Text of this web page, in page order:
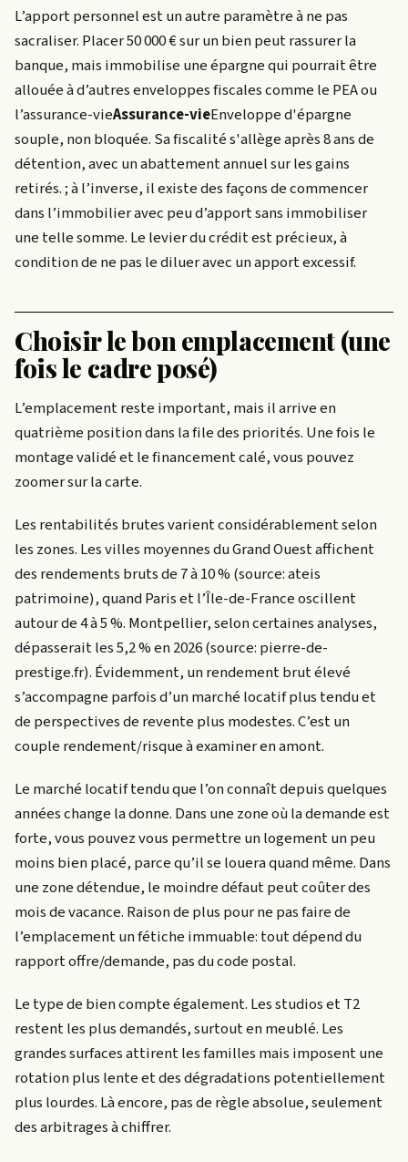
L’apport personnel est un autre paramètre à ne pas
sacraliser. Placer 50 000 € sur un bien peut rassurer la
banque, mais immobilise une épargne qui pourrait être
allouée à d’autres enveloppes fiscales comme le PEA ou
l’assurance-vieAssurance-vieEnveloppe d'épargne
souple, non bloquée. Sa fiscalité s'allège après 8 ans de
détention, avec un abattement annuel sur les gains
retirés.; à l’inverse, il existe des façons de commencer
dans l’immobilier avec peu d’apport sans immobiliser
une telle somme. Le levier du crédit est précieux, à
condition de ne pas le diluer avec un apport excessif.
Choisir le bon emplacement (une
fois le cadre posé)
L’emplacement reste important, mais il arrive en
quatrième position dans la file des priorités. Une fois le
montage validé et le financement calé, vous pouvez
zoomer sur la carte.
Les rentabilités brutes varient considérablement selon
les zones. Les villes moyennes du Grand Ouest affichent
des rendements bruts de 7 à 10 % (source: ateis
patrimoine), quand Paris et l’Île-de-France oscillent
autour de 4 à 5 %. Montpellier, selon certaines analyses,
dépasserait les 5,2 % en 2026 (source: pierre-de-
prestige.fr). Évidemment, un rendement brut élevé
s’accompagne parfois d’un marché locatif plus tendu et
de perspectives de revente plus modestes. C’est un
couple rendement/risque à examiner en amont.
Le marché locatif tendu que l’on connaît depuis quelques
années change la donne. Dans une zone où la demande est
forte, vous pouvez vous permettre un logement un peu
moins bien placé, parce qu’il se louera quand même. Dans
une zone détendue, le moindre défaut peut coûter des
mois de vacance. Raison de plus pour ne pas faire de
l’emplacement un fétiche immuable: tout dépend du
rapport offre/demande, pas du code postal.
Le type de bien compte également. Les studios et T2
restent les plus demandés, surtout en meublé. Les
grandes surfaces attirent les familles mais imposent une
rotation plus lente et des dégradations potentiellement
plus lourdes. Là encore, pas de règle absolue, seulement
des arbitrages à chiffrer.